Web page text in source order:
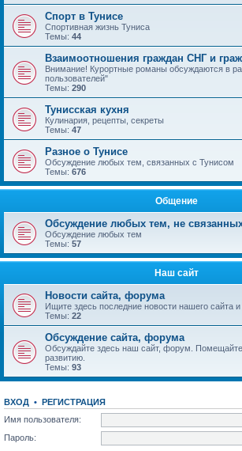
Спорт в Тунисе
Спортивная жизнь Туниса
Темы: 44
Взаимоотношения граждан СНГ и
Внимание! Курортные романы обсуждаются в
пользователей"
Темы: 290
Тунисская кухня
Кулинария, рецепты, секреты
Темы: 47
Разное о Тунисе
Обсуждение любых тем, связанных с Тунисом
Темы: 676
Общение
Обсуждение любых тем, не
Обсуждение любых тем
Темы: 57
Наш сайт
Новости сайта, форума
Ищите здесь последние новости нашего сайта
Темы: 22
Обсуждение сайта, форума
Обсуждайте здесь наш сайт, форум.
развитию.
Темы: 93
ВХОД • РЕГИСТРАЦИЯ
Имя пользователя:
Пароль: